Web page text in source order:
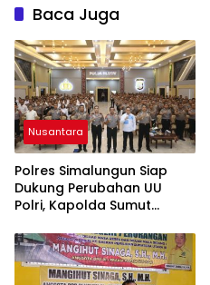
Baca Juga
Nusantara
Polres Simalungun Siap
Dukung Perubahan UU
Polri, Kapolda Sumut
Penguatan
Profesionalisme dan
Akuntabilitas Personel